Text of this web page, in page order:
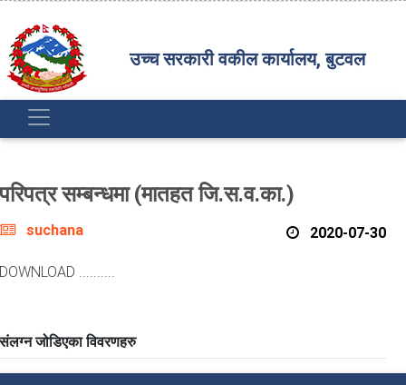
उच्च सरकारी वकील कार्यालय, बुटवल
परिपत्र सम्बन्धमा (मातहत जि.स.व.का.)
suchana 2020-07-30
DOWNLOAD ..........
संलग्न जोडिएका विवरणहरु